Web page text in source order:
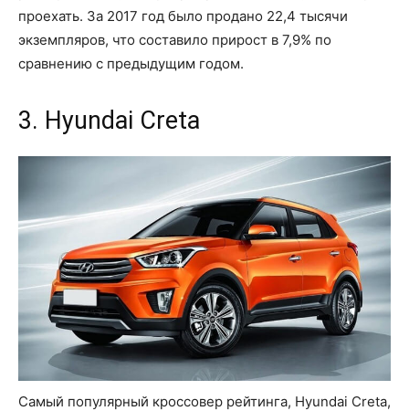
проехать. За 2017 год было продано 22,4 тысячи
экземпляров, что составило прирост в 7,9% по
сравнению с предыдущим годом.
3. Hyundai Creta
Самый популярный кроссовер рейтинга, Hyundai Creta,